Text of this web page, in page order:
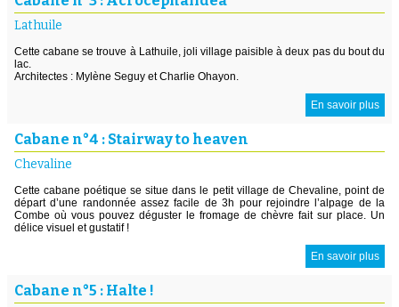
Lathuile
Cette cabane se trouve à Lathuile, joli village paisible à deux pas du bout du
lac.
Architectes : Mylène Seguy et Charlie Ohayon.
En savoir plus
Cabane n°4 : Stairway to heaven
Chevaline
Cette cabane poétique se situe dans le petit village de Chevaline, point de
départ d’une randonnée assez facile de 3h pour rejoindre l’alpage de la
Combe où vous pouvez déguster le fromage de chèvre fait sur place. Un
délice visuel et gustatif !
En savoir plus
Cabane n°5 : Halte !